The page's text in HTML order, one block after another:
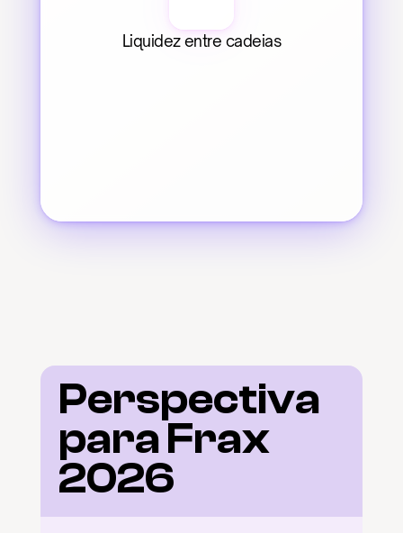
Liquidez entre cadeias
Perspectiva
para Frax
2026